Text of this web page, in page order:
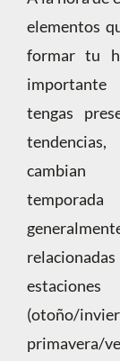
elementos
formar tu
tengas
estaciones
(otoño/
primavera/